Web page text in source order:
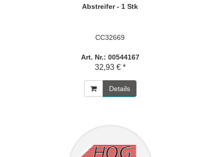
Abstreifer - 1 Stk
CC32669
Art. Nr.: 00544167
32,93 € *
Details